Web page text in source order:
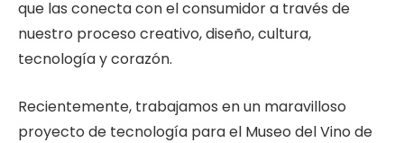
que las conecta con el consumidor a través de
nuestro proceso creativo, diseño, cultura,
tecnología y corazón.
Recientemente, trabajamos en un maravilloso
proyecto de tecnología para el Museo del Vino de